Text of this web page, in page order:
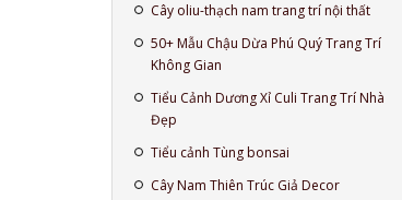
Cây oliu-thạch nam trang trí nội thất
50+ Mẫu Chậu Dừa Phú Quý Trang Trí
Không Gian
Tiểu Cảnh Dương Xỉ Culi Trang Trí Nhà
Đẹp
Tiểu cảnh Tùng bonsai
Cây Nam Thiên Trúc Giả Decor